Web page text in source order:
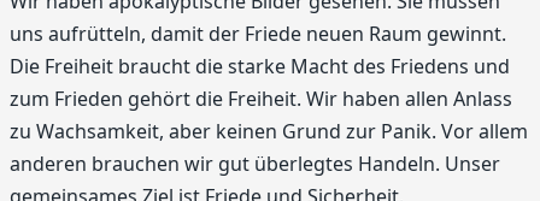
uns aufrütteln, damit der Friede neuen Raum gewinnt.
Die Freiheit braucht die starke Macht des Friedens und
zum Frieden gehört die Freiheit. Wir haben allen Anlass
zu Wachsamkeit, aber keinen Grund zur Panik. Vor allem
anderen brauchen wir gut überlegtes Handeln. Unser